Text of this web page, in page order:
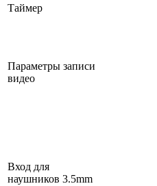
Таймер
Параметры записи
видео
Вход для
наушников 3.5mm